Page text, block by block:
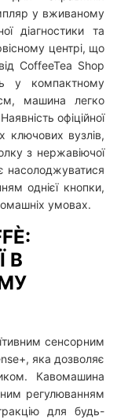
у вживаному
діагностики та
центрі, що
CoffeeTea Shop
у компактному
машина легко
офіційної
ключових вузлів,
з нержавіючої
насолоджуватися
однієї кнопки,
умовах.
В
сенсорним
яка дозволяє
Кавомашина
регулюванням
для будь-